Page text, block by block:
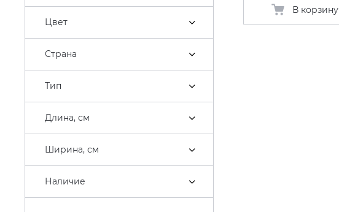
Цвет
Страна
Тип
Длина, см
Ширина, см
Наличие
В корзину